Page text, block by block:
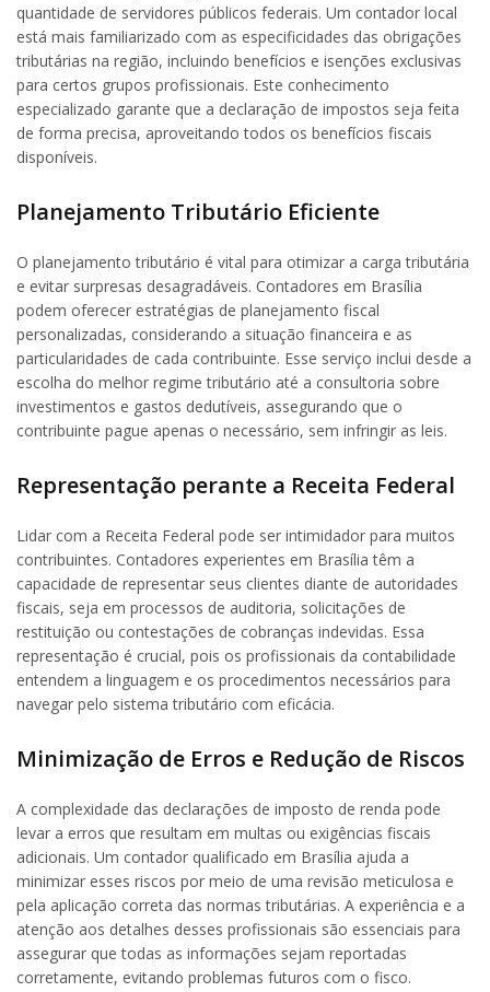
quantidade de servidores públicos federais. Um contador local
está mais familiarizado com as especificidades das obrigações
tributárias na região, incluindo benefícios e isenções exclusivas
para certos grupos profissionais. Este conhecimento
especializado garante que a declaração de impostos seja feita
de forma precisa, aproveitando todos os benefícios fiscais
disponíveis.
Planejamento Tributário Eficiente
O planejamento tributário é vital para otimizar a carga tributária
e evitar surpresas desagradáveis. Contadores em Brasília
podem oferecer estratégias de planejamento fiscal
personalizadas, considerando a situação financeira e as
particularidades de cada contribuinte. Esse serviço inclui desde a
escolha do melhor regime tributário até a consultoria sobre
investimentos e gastos dedutíveis, assegurando que o
contribuinte pague apenas o necessário, sem infringir as leis.
Representação perante a Receita Federal
Lidar com a Receita Federal pode ser intimidador para muitos
contribuintes. Contadores experientes em Brasília têm a
capacidade de representar seus clientes diante de autoridades
fiscais, seja em processos de auditoria, solicitações de
restituição ou contestações de cobranças indevidas. Essa
representação é crucial, pois os profissionais da contabilidade
entendem a linguagem e os procedimentos necessários para
navegar pelo sistema tributário com eficácia.
Minimização de Erros e Redução de Riscos
A complexidade das declarações de imposto de renda pode
levar a erros que resultam em multas ou exigências fiscais
adicionais. Um contador qualificado em Brasília ajuda a
minimizar esses riscos por meio de uma revisão meticulosa e
pela aplicação correta das normas tributárias. A experiência e a
atenção aos detalhes desses profissionais são essenciais para
assegurar que todas as informações sejam reportadas
corretamente, evitando problemas futuros com o fisco.